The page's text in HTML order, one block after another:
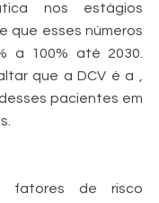
nos estágios
que esses números
a 100% até 2030.
que a DCV é a ,
pacientes em
fatores de risco